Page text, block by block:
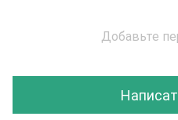
Добавьте